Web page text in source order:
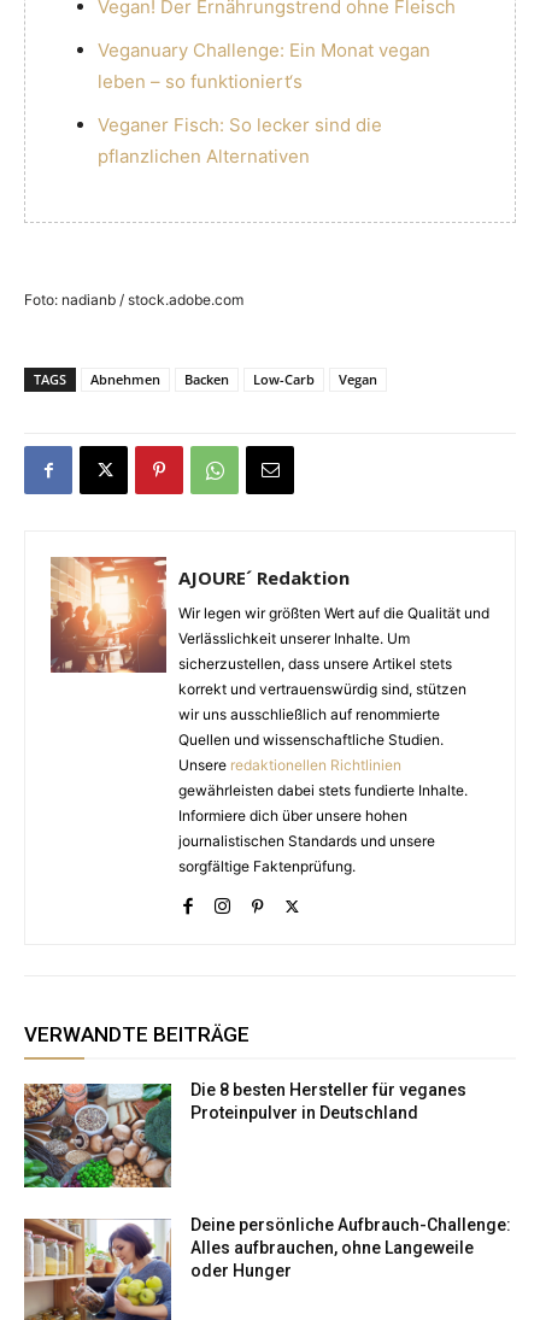
Vegan! Der Ernährungstrend ohne Fleisch
Veganuary Challenge: Ein Monat vegan
leben – so funktioniert‘s
Veganer Fisch: So lecker sind die
pflanzlichen Alternativen
Foto: nadianb / stock.adobe.com
TAGS Abnehmen Backen Low-Carb Vegan
AJOURE´ Redaktion
Wir legen wir größten Wert auf die Qualität und
Verlässlichkeit unserer Inhalte. Um
sicherzustellen, dass unsere Artikel stets
korrekt und vertrauenswürdig sind, stützen
wir uns ausschließlich auf renommierte
Quellen und wissenschaftliche Studien.
Unsere redaktionellen Richtlinien
gewährleisten dabei stets fundierte Inhalte.
Informiere dich über unsere hohen
journalistischen Standards und unsere
sorgfältige Faktenprüfung.
VERWANDTE BEITRÄGE
Die 8 besten Hersteller für veganes
Proteinpulver in Deutschland
Deine persönliche Aufbrauch-Challenge:
Alles aufbrauchen, ohne Langeweile
oder Hunger